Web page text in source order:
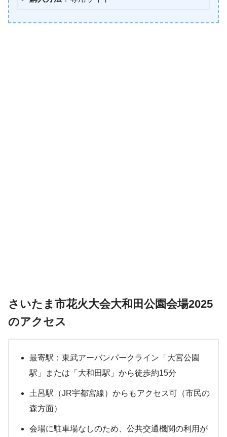
さいたま市花火大会大和田公園会場2025
のアクセス
最寄駅：東武アーバンパークライン「大宮公園
駅」または「大和田駅」から徒歩約15分
土呂駅（JR宇都宮線）からもアクセス可（市民の
森方面）
会場に駐車場なしのため、公共交通機関の利用が